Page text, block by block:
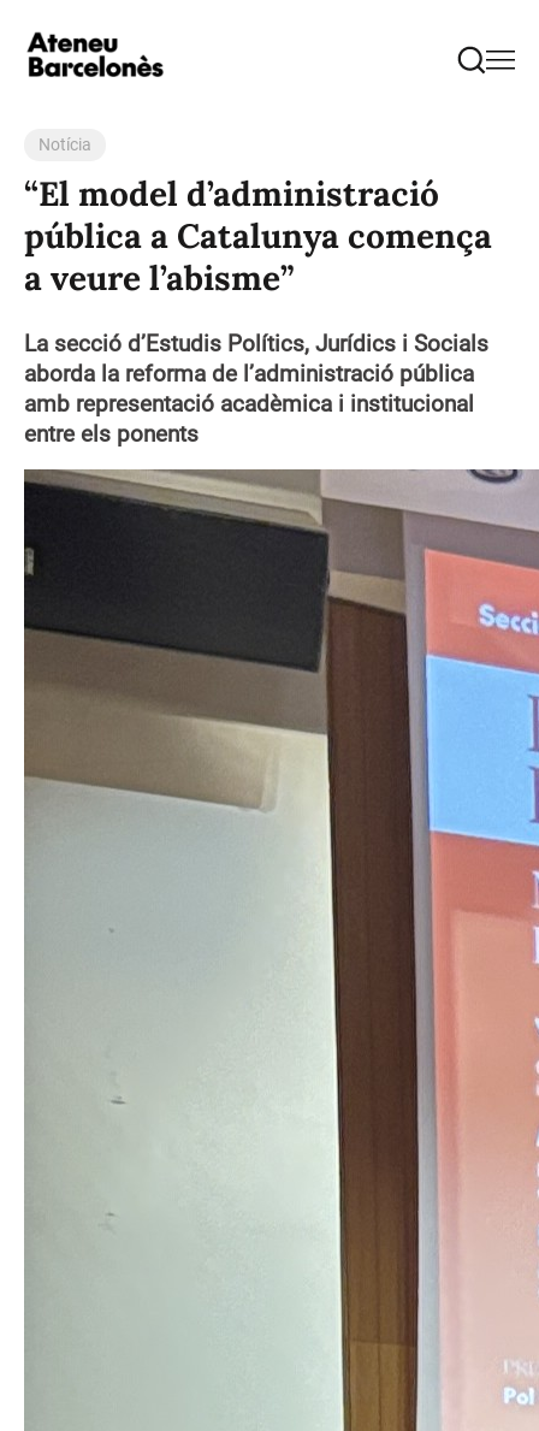
Notícia
“El model d’administració
pública a Catalunya comença
a veure l’abisme”
La secció d’Estudis Polítics, Jurídics i Socials
aborda la reforma de l’administració pública
amb representació acadèmica i institucional
entre els ponents